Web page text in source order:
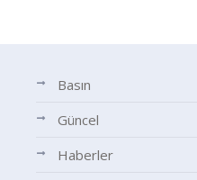
Basın
Güncel
Haberler